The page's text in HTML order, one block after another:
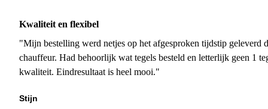
Kwaliteit en flexibel
"Mijn bestelling werd netjes op het afgesproken tijdstip geleverd
chauffeur. Had behoorlijk wat tegels besteld en letterlijk geen 1
kwaliteit. Eindresultaat is heel mooi."
Stijn